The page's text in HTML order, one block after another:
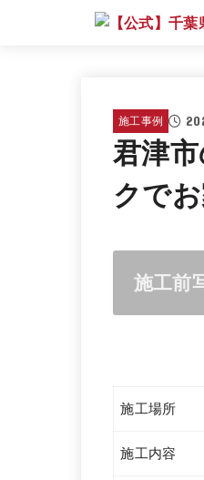
施工事例
君津
クで
施工前
施工場所
施工内容